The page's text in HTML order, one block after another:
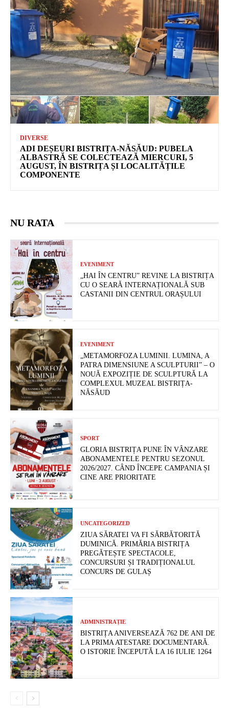
DIVERSE
ADI DEȘEURI BISTRIȚA-NĂSĂUD: PUBELA
ALBASTRĂ SE COLECTEAZĂ MIERCURI, 5
AUGUST, ÎN BISTRIȚA ȘI LOCALITĂȚILE
COMPONENTE
NU RATA
EVENIMENT
„HAI ÎN CENTRU” REVINE LA BISTRIȚA
CU O SEARĂ INTERNAȚIONALĂ SUB
CASTANII DIN CENTRUL ORAȘULUI
EVENIMENT
„METAMORFOZA LUMINII. LUMINA, A
PATRA DIMENSIUNE A SCULPTURII” – O
NOUĂ EXPOZIȚIE DE SCULPTURĂ LA
COMPLEXUL MUZEAL BISTRIȚA-
NĂSĂUD
SPORT
GLORIA BISTRIȚA PUNE ÎN VÂNZARE
ABONAMENTELE PENTRU SEZONUL
2026/2027. CÂND ÎNCEPE CAMPANIA ȘI
CINE ARE PRIORITATE
UNCATEGORIZED
ZIUA SĂRATEI VA FI SĂRBĂTORITĂ
DUMINICĂ. PRIMĂRIA BISTRIȚA
PREGĂTEȘTE SPECTACOLE,
CONCURSURI ȘI TRADIȚIONALUL
CONCURS DE GULAȘ
ADMINISTRAȚIE
BISTRIȚA ANIVERSEAZĂ 762 DE ANI DE
LA PRIMA ATESTARE DOCUMENTARĂ.
O ISTORIE ÎNCEPUTĂ LA 16 IULIE 1264